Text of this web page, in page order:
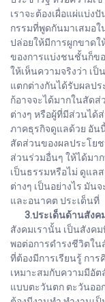
เราจะต้องเผื่อแผ่แบ่ง
กรรมที่พูดกันมาเสมอใ
ปล่อยให้มีการผูกขาดใ
ของการแบ่งชนชั้นก็ขอ
ให้เห็นความจริงว่า เ
แตกต่างกันได้รับผลปร
ก้อาจจะได้มากในสัดส่
ต่างๆ หรือผู้ที่มีส่วนได้
ภาคธุรกิจดูแลด้วย อัน
สัดส่วนของผลประโย
ส่วนร่วมอื่นๆ ให้ได้มา
เป็นธรรมหรือไม่ ดูแล
ต่างๆ เป็นอย่างไร มัน
และอนาคต ประเด็นที่
3.ประเด็นด้านสังค
สังคมเรานั้น เป็นสังค
พอต่อการดำรงชีวิตใ
ที่ต้องมีการเรียนรู้ กา
เหมาะสมกับความมีอั
แบบตะวันตก ตะวันออ